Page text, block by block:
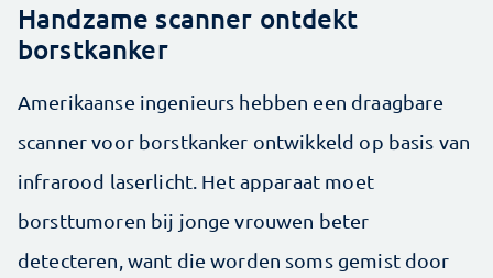
Handzame scanner ontdekt
borstkanker
Amerikaanse ingenieurs hebben een draagbare
scanner voor borstkanker ontwikkeld op basis van
infrarood laserlicht. Het apparaat moet
borsttumoren bij jonge vrouwen beter
detecteren, want die worden soms gemist door